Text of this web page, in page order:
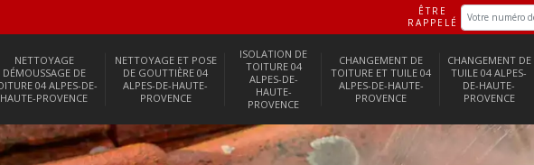
ÊTRE
RAPPELÉ
NETTOYAGE
DÉMOUSSAGE DE
04 ALPES-DE-
HAUTE-PROVENCE
NETTOYAGE ET POSE
DE GOUTTIÈRE 04
ALPES-DE-HAUTE-
PROVENCE
ISOLATION DE
TOITURE 04
ALPES-DE-
HAUTE-
PROVENCE
CHANGEMENT DE
TOITURE ET TUILE 04
ALPES-DE-HAUTE-
PROVENCE
CHANGEMENT DE
TUILE 04 ALPES-
DE-HAUTE-
PROVENCE